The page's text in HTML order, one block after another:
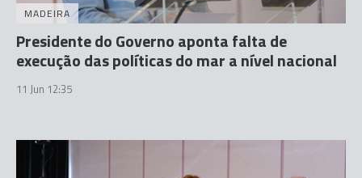
MADEIRA
Presidente do Governo aponta falta de
execução das políticas do mar a nível nacional
11 Jun 12:35